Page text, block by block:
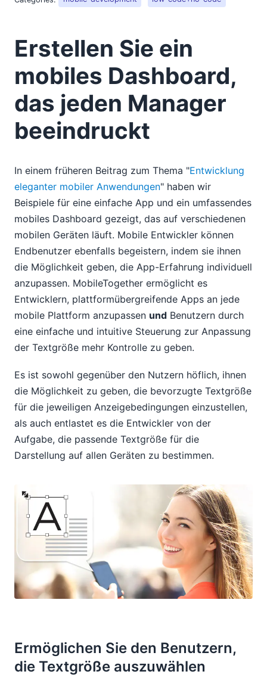
Erstellen Sie ein
mobiles Dashboard,
das jeden Manager
beeindruckt
In einem früheren Beitrag zum Thema "Entwicklung
eleganter mobiler Anwendungen" haben wir
Beispiele für eine einfache App und ein umfassendes
mobiles Dashboard gezeigt, das auf verschiedenen
mobilen Geräten läuft. Mobile Entwickler können
Endbenutzer ebenfalls begeistern, indem sie ihnen
die Möglichkeit geben, die App-Erfahrung individuell
anzupassen. MobileTogether ermöglicht es
Entwicklern, plattformübergreifende Apps an jede
mobile Plattform anzupassen und Benutzern durch
eine einfache und intuitive Steuerung zur Anpassung
der Textgröße mehr Kontrolle zu geben.
Es ist sowohl gegenüber den Nutzern höflich, ihnen
die Möglichkeit zu geben, die bevorzugte Textgröße
für die jeweiligen Anzeigebedingungen einzustellen,
als auch entlastet es die Entwickler von der
Aufgabe, die passende Textgröße für die
Darstellung auf allen Geräten zu bestimmen.
Ermöglichen Sie den Benutzern,
die Textgröße auszuwählen